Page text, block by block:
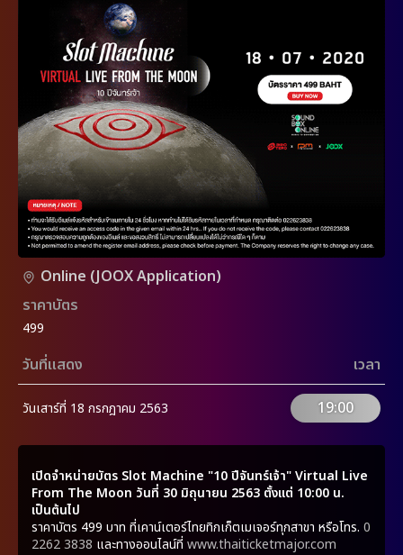
Online (JOOX Application)
ราคาบัตร
499
วันที่แสดง เวลา
วันเสาร์ที่ 18 กรกฎาคม 2563 19:00
เปิดจำหน่ายบัตร Slot Machine "10 ปีจันทร์เจ้า" Virtual Live
From The Moon วันที่ 30 มิถุนายน 2563 ตั้งแต่ 10:00 น.
เป็นต้นไป
ราคาบัตร 499 บาท ที่เคาน์เตอร์ไทยทิกเก็ตเมเจอร์ทุกสาขา หรือโทร. 0
2262 3838 และทางออนไลน์ที่ www.thaiticketmajor.com